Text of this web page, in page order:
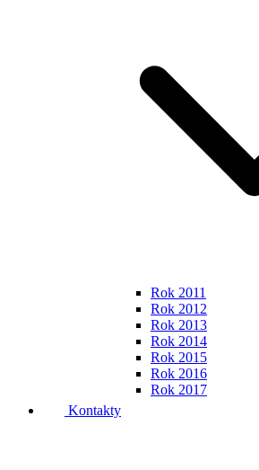
Rok 2011
Rok 2012
Rok 2013
Rok 2014
Rok 2015
Rok 2016
Rok 2017
Kontakty